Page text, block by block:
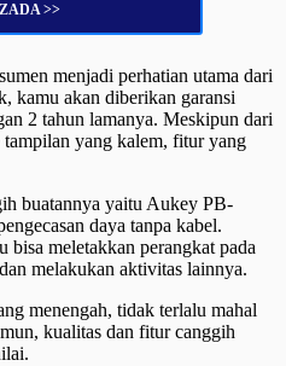
>>
menjadi perhatian utama dari
kamu akan diberikan garansi
2 tahun lamanya. Meskipun dari
yang kalem, fitur yang
buatannya yaitu Aukey PB-
daya tanpa kabel.
meletakkan perangkat pada
melakukan aktivitas lainnya.
menengah, tidak terlalu mahal
kualitas dan fitur canggih